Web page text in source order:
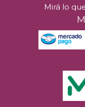
Mirá lo